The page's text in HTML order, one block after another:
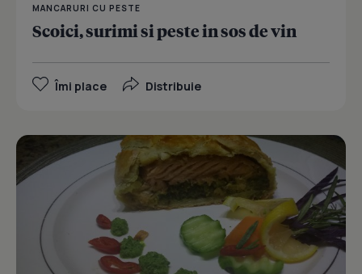
MANCARURI CU PESTE
Scoici, surimi si peste in sos de vin
Îmi place Distribuie